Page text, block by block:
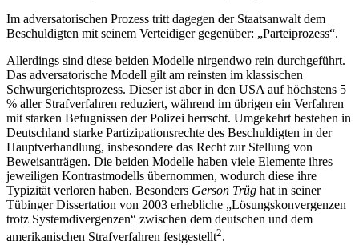
Im adversatorischen Prozess tritt dagegen der Staatsanwalt dem
Beschuldigten mit seinem Verteidiger gegenüber: „Parteiprozess“.
Allerdings sind diese beiden Modelle nirgendwo rein durchgeführt.
Das adversatorische Modell gilt am reinsten im klassischen
Schwurgerichtsprozess. Dieser ist aber in den USA auf höchstens 5
% aller Strafverfahren reduziert, während im übrigen ein Verfahren
mit starken Befugnissen der Polizei herrscht. Umgekehrt bestehen in
Deutschland starke Partizipationsrechte des Beschuldigten in der
Hauptverhandlung, insbesondere das Recht zur Stellung von
Beweisanträgen. Die beiden Modelle haben viele Elemente ihres
jeweiligen Kontrastmodells übernommen, wodurch diese ihre
Typizität verloren haben. Besonders Gerson Trüg hat in seiner
Tübinger Dissertation von 2003 erhebliche „Lösungskonvergenzen
trotz Systemdivergenzen“ zwischen dem deutschen und dem
amerikanischen Strafverfahren festgestellt2.